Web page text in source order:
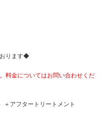
ります◆
料金についてはお問い合わせくだ
＋アフタートリートメント